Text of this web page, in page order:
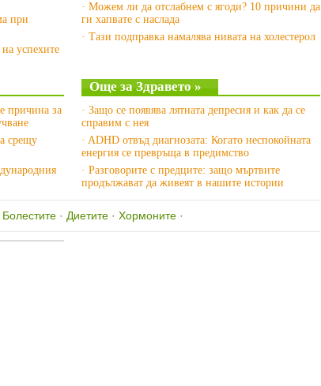
при
успехите
· Можем ли да отслабнем с ягоди? 10 причини да
ги хапвате с наслада
· Тази подправка намалява нивата на холестерол
причина за
срещу
Още за Здравето »
· Защо се появява лятната депресия и как да се
справим с нея
· ADHD отвъд диагнозата: Когато неспокойната
енергия се превръща в предимство
· Разговорите с предците: защо мъртвите
продължават да живеят в нашите истории
Болестите · Диетите · Хормоните ·